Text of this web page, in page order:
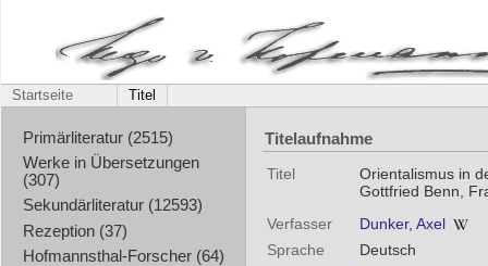
Startseite Titel
Primärliteratur (2515)
Werke in Übersetzungen
(307)
Sekundärliteratur (12593)
Rezeption (37)
Hofmannsthal-Forscher (64)
Titelaufnahme
Titel
Orientalismus in
Gottfried Benn,
Verfasser
Dunker, Axel
Sprache
Deutsch